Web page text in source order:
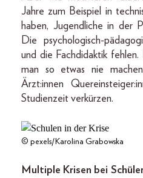
Jahre zum Beispiel in
haben, Jugendliche in der
Die psychologisch-
und die Fachdidaktik
man so etwas nie
Ärzt:innen
Studienzeit verkürzen.
© pexels/Karolina Grabowska
Multiple Krisen bei